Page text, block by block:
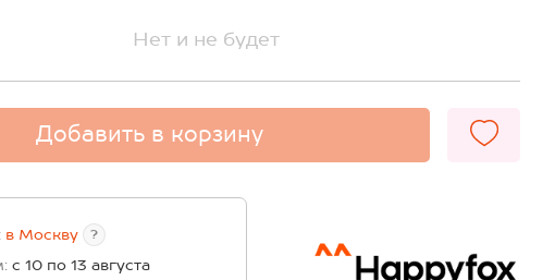
Нет и не будет
Добавить в корзину
в Москву ?
с 10 по 13 августа